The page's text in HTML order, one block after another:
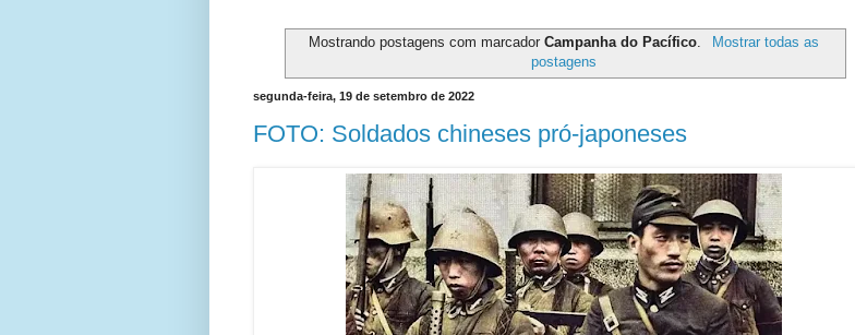
Mostrando postagens com marcadorCampanha do Pacífico
Mostrar todas as
postagens
segunda-feira, 19 de setembro de 2022
FOTO: Soldados chineses pró-japoneses